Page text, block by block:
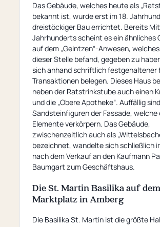
Das Gebäude, welches heute als
bekannt ist, wurde erst im 18.
dreistöckiger Bau errichtet. Bereits
Jahrhunderts scheint es ein ähnliches
auf dem „Geintzen“-Anwesen,
dieser Stelle befand, gegeben zu
sich anhand schriftlich festgehaltener
Transaktionen belegen. Dieses Haus
neben der Ratstrinkstube auch einen
und die „Obere Apotheke“. Auffällig
Sandsteinfiguren der Fassade, welche
Elemente verkörpern. Das Gebäude,
zwischenzeitlich auch als
bezeichnet, wandelte sich schließlich
nach dem Verkauf an den Kaufmann
Baumgart zum Geschäftshaus.
Die St. Martin Basilika auf dem
Marktplatz in Amberg
Die Basilika St. Martin ist die größte